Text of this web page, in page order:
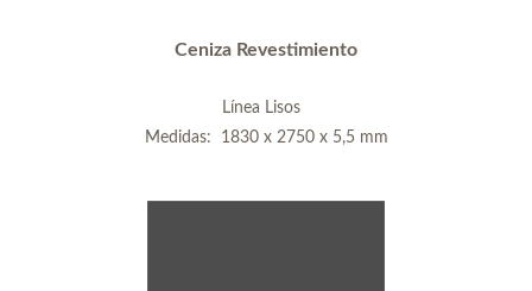
Ceniza Revestimiento
Línea Lisos
Medidas: 1830 x 2750 x 5,5 mm